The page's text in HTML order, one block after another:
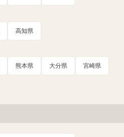
高知県
熊本県 大分県 宮崎県